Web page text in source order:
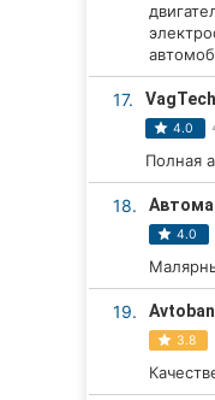
17. VagTech
4.0
Полная
18.
4.0
19. Avtoban
3.8